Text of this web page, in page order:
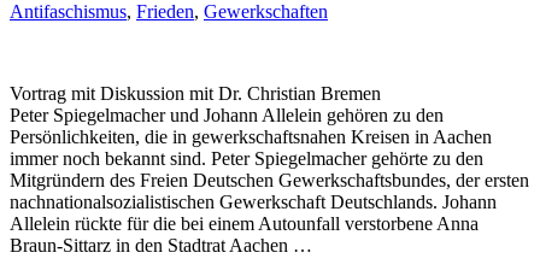
Antifaschismus, Frieden, Gewerkschaften
Vortrag mit Diskussion mit Dr. Christian Bremen
Peter Spiegelmacher und Johann Allelein gehören zu den
Persönlichkeiten, die in gewerkschaftsnahen Kreisen in Aachen
immer noch bekannt sind. Peter Spiegelmacher gehörte zu den
Mitgründern des Freien Deutschen Gewerkschaftsbundes, der ersten
nachnationalsozialistischen Gewerkschaft Deutschlands. Johann
Allelein rückte für die bei einem Autounfall verstorbene Anna
Braun-Sittarz in den Stadtrat Aachen …